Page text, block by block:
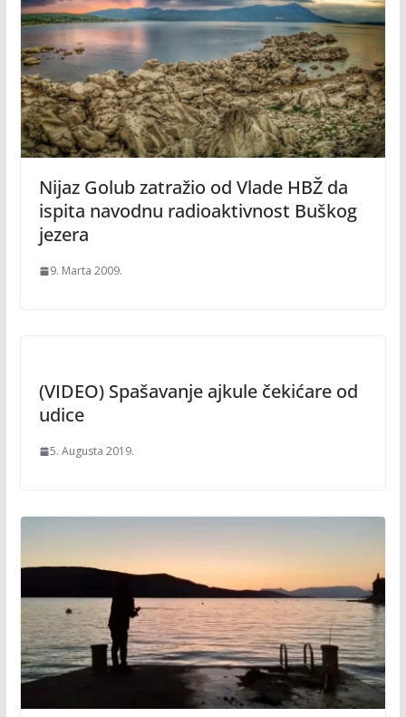
Nijaz Golub zatražio od Vlade HBŽ da
ispita navodnu radioaktivnost Buškog
jezera
9. Marta 2009.
(VIDEO) Spašavanje ajkule čekićare od
udice
5. Augusta 2019.